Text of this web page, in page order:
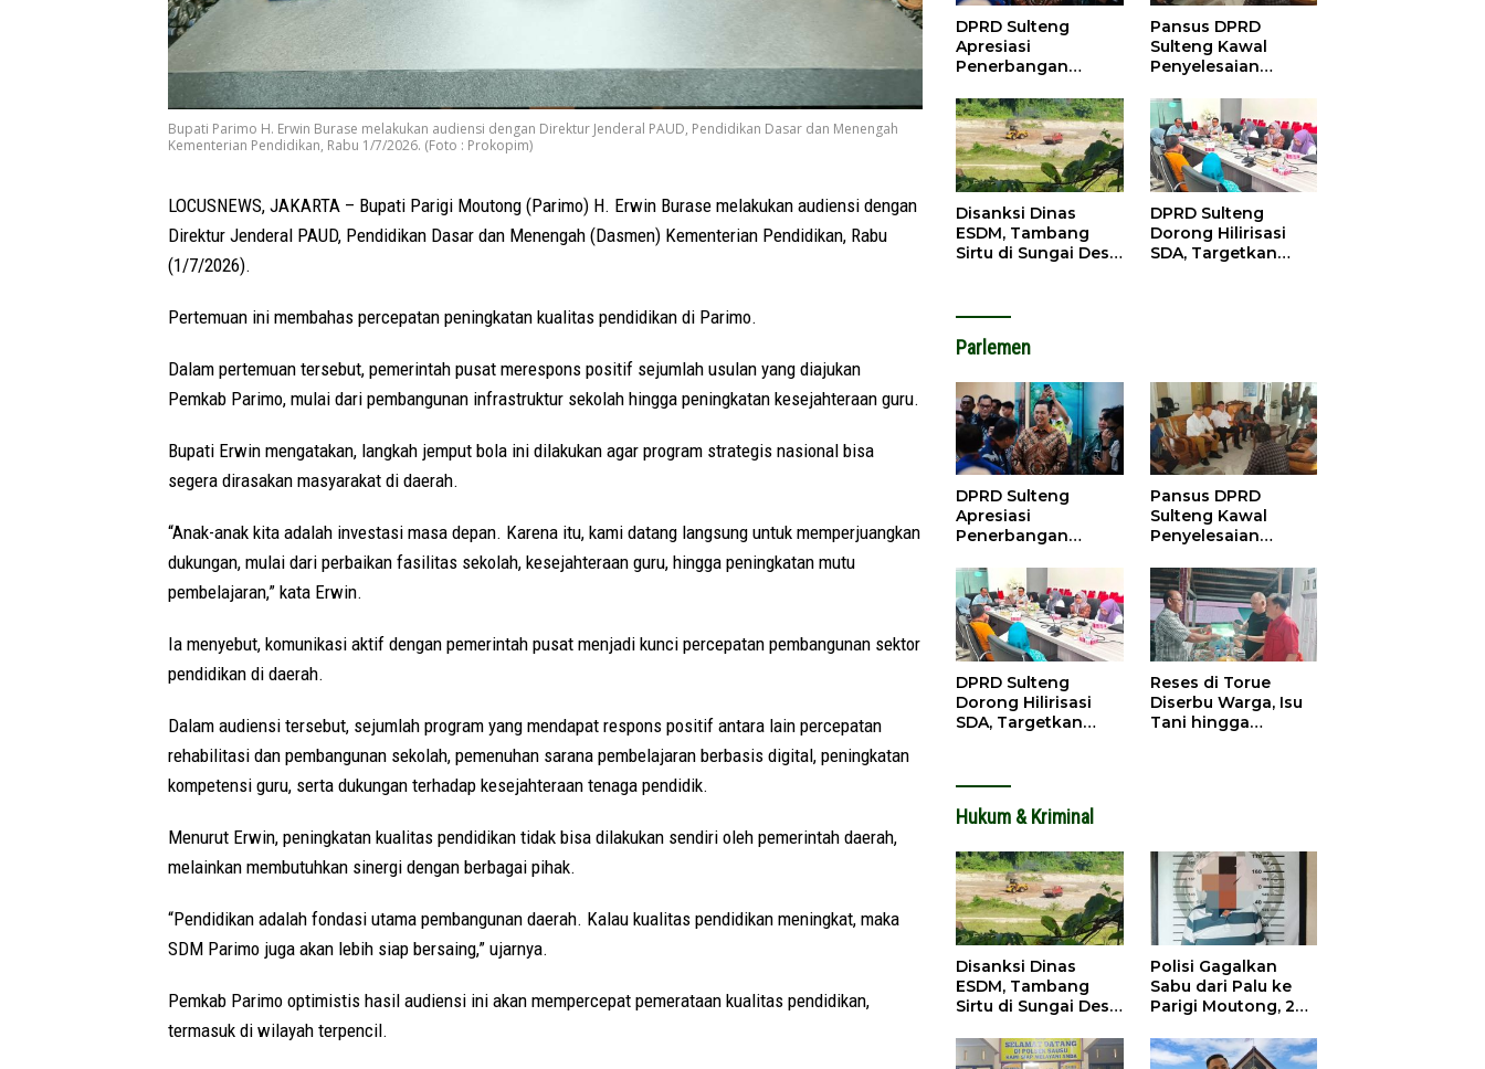
Bupati Parimo H. Erwin Burase melakukan audiensi dengan Direktur Jenderal PAUD, Pendidikan Dasar dan Menengah
Kementerian Pendidikan, Rabu 1/7/2026. (Foto : Prokopim)
LOCUSNEWS, JAKARTA – Bupati Parigi Moutong (Parimo) H. Erwin Burase melakukan audiensi dengan
Direktur Jenderal PAUD, Pendidikan Dasar dan Menengah (Dasmen) Kementerian Pendidikan, Rabu
(1/7/2026).
Pertemuan ini membahas percepatan peningkatan kualitas pendidikan di Parimo.
Dalam pertemuan tersebut, pemerintah pusat merespons positif sejumlah usulan yang diajukan
Pemkab Parimo, mulai dari pembangunan infrastruktur sekolah hingga peningkatan kesejahteraan guru.
Bupati Erwin mengatakan, langkah jemput bola ini dilakukan agar program strategis nasional bisa
segera dirasakan masyarakat di daerah.
“Anak-anak kita adalah investasi masa depan. Karena itu, kami datang langsung untuk memperjuangkan
dukungan, mulai dari perbaikan fasilitas sekolah, kesejahteraan guru, hingga peningkatan mutu
pembelajaran,” kata Erwin.
Ia menyebut, komunikasi aktif dengan pemerintah pusat menjadi kunci percepatan pembangunan sektor
pendidikan di daerah.
Dalam audiensi tersebut, sejumlah program yang mendapat respons positif antara lain percepatan
rehabilitasi dan pembangunan sekolah, pemenuhan sarana pembelajaran berbasis digital, peningkatan
kompetensi guru, serta dukungan terhadap kesejahteraan tenaga pendidik.
Menurut Erwin, peningkatan kualitas pendidikan tidak bisa dilakukan sendiri oleh pemerintah daerah,
melainkan membutuhkan sinergi dengan berbagai pihak.
“Pendidikan adalah fondasi utama pembangunan daerah. Kalau kualitas pendidikan meningkat, maka
SDM Parimo juga akan lebih siap bersaing,” ujarnya.
Pemkab Parimo optimistis hasil audiensi ini akan mempercepat pemerataan kualitas pendidikan,
termasuk di wilayah terpencil.
DPRD Sulteng
Apresiasi
Penerbangan
Guangzhou, Dorong
Investasi
Pansus DPRD
Sulteng Kawal
Penyelesaian
Sawit di Tolitoli
Disanksi Dinas
ESDM, Tambang
Sirtu di Sungai Desa
DPRD Sulteng
Dorong Hilirisasi
SDA, Targetkan
Parlemen
DPRD Sulteng
Apresiasi
Penerbangan
Guangzhou, Dorong
Investasi
Pansus DPRD
Sulteng Kawal
Penyelesaian
Sawit di Tolitoli
DPRD Sulteng
Dorong Hilirisasi
SDA, Targetkan
Reses di Torue
Diserbu Warga, Isu
Tani hingga
Hukum & Kriminal
Disanksi Dinas
ESDM, Tambang
Sirtu di Sungai Desa
Polisi Gagalkan
Sabu dari Palu ke
Parigi Moutong, 2
Ditangkap